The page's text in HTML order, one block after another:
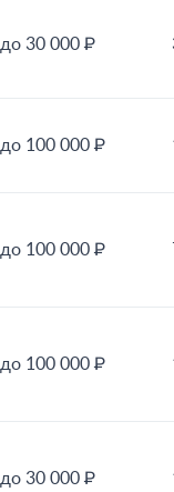
до 30 000 ₽
до 100 000 ₽
до 100 000 ₽
до 100 000 ₽
до 30 000 ₽